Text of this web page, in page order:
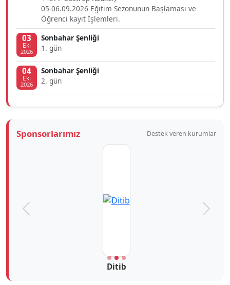
05-06.09.2026 Eğitim Sezonunun Başlaması ve
Öğrenci kayıt İşlemleri.
03
Eki
2026
Sonbahar Şenliği
1. gün
04
Eki
2026
Sonbahar Şenliği
2. gün
Sponsorlarımız Destek veren kurumlar
Ditib
Önceki